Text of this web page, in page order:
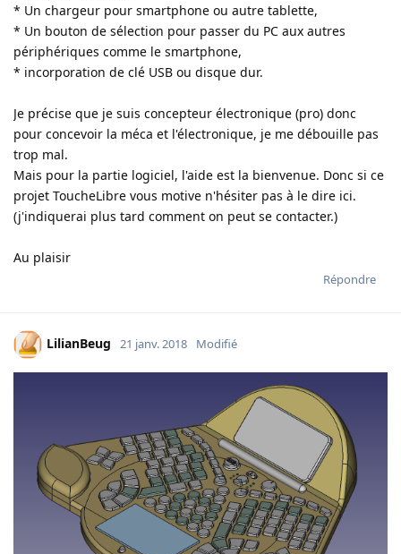
* Un chargeur pour smartphone ou autre tablette,
* Un bouton de sélection pour passer du PC aux autres
périphériques comme le smartphone,
* incorporation de clé USB ou disque dur.
Je précise que je suis concepteur électronique (pro) donc
pour concevoir la méca et l'électronique, je me débouille pas
trop mal.
Mais pour la partie logiciel, l'aide est la bienvenue. Donc si ce
projet ToucheLibre vous motive n'hésiter pas à le dire ici.
(j'indiquerai plus tard comment on peut se contacter.)
Au plaisir
Répondre
LilianBeug 21 janv. 2018 Modifié